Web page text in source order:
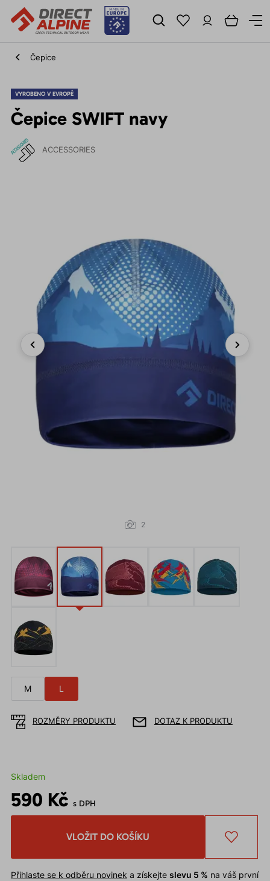
Čepice
VYROBENO V EVROPĚ
Čepice SWIFT navy
ACCESSORIES
Next
2
M L
ROZMĚRY PRODUKTU DOTAZ K PRODUKTU
Skladem
590 Kč s DPH
VLOŽIT DO KOŠÍKU
Přihlaste se k odběru novinek a získejte slevu 5 % na váš první